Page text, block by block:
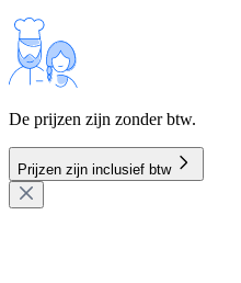
De prijzen zijn zonder btw.
Prijzen zijn inclusief btw